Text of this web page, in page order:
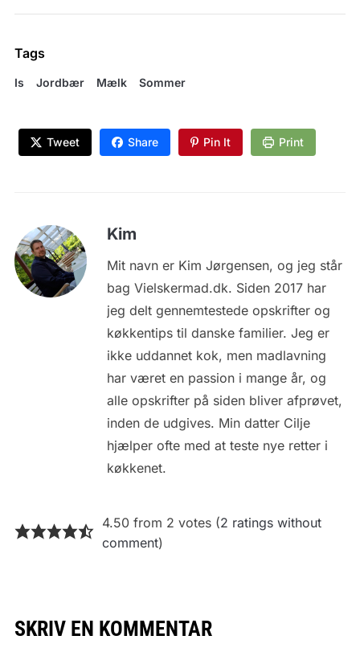
Tags
Is Jordbær Mælk Sommer
Tweet Share Pin It Print
Kim
Mit navn er Kim Jørgensen, og jeg står
bag Vielskermad.dk. Siden 2017 har
jeg delt gennemtestede opskrifter og
køkkentips til danske familier. Jeg er
ikke uddannet kok, men madlavning
har været en passion i mange år, og
alle opskrifter på siden bliver afprøvet,
inden de udgives. Min datter Cilje
hjælper ofte med at teste nye retter i
køkkenet.
4.50 from 2 votes (2 ratings without
comment)
SKRIV EN KOMMENTAR